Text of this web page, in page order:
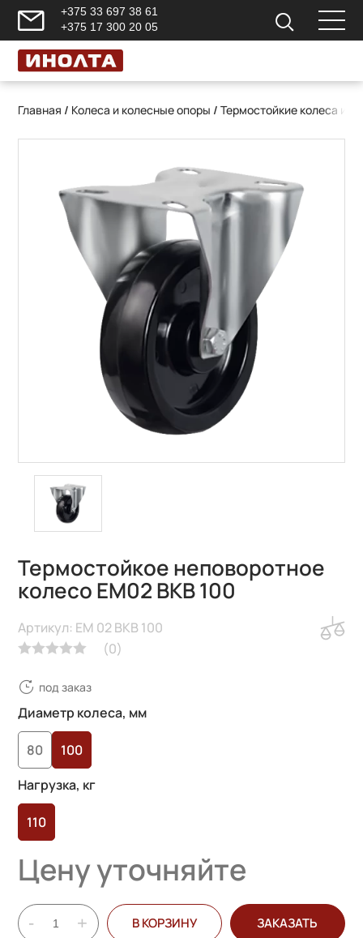
+375 33 697 38 61
+375 17 300 20 05
Главная / Колеса и колесные опоры /Термостойкие колеса и
Термостойкое неповоротное
колесо EM02 BKB 100
(0)
Артикул: EM 02 BKB 100
под заказ
Диаметр колеса, мм
80
100
Нагрузка, кг
110
Цену уточняйте
- + В КОРЗИНУ ЗАКАЗАТЬ